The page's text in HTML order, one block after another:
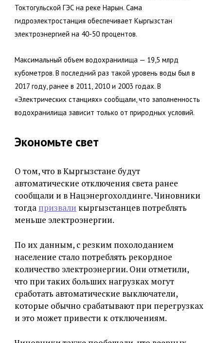
Токтогульской ГЭС на реке Нарын. Сама
гидроэлектростанция обеспечивает Кыргызстан
электроэнергией на 40-50 процентов.
Максимальный объем водохранилища — 19,5 млрд
кубометров. В последний раз такой уровень воды был в
2017 году, ранее в 2011, 2010 и 2003 годах. В
«Электрических станциях» сообщали, что заполненность
водохранилища зависит только от природных условий.
Экономьте свет
О том, что в Кыргызстане будут
автоматические отключения света ранее
сообщали и в Нацэнергохолдинге. Чиновники
тогда призвали кыргызстанцев потреблять
меньше электроэнергии.
По их данным, с резким похолоданием
население стало потреблять рекордное
количество электроэнергии. Они отметили,
что при таких больших нагрузках могут
сработать автоматические выключатели,
которые обычно срабатывают при перегрузках
и это может привести к отключениям.